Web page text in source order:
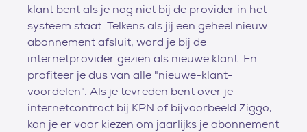
klant bent als je nog niet bij de provider in het
systeem staat. Telkens als jij een geheel nieuw
abonnement afsluit, word je bij de
internetprovider gezien als nieuwe klant. En
profiteer je dus van alle "nieuwe-klant-
voordelen". Als je tevreden bent over je
internetcontract bij KPN of bijvoorbeeld Ziggo,
kan je er voor kiezen om jaarlijks je abonnement